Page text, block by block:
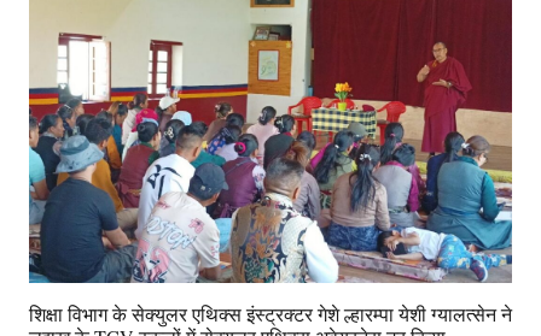
शिक्षा विभाग के सेक्युलर एथिक्स इंस्ट्रक्टर गेशे ल्हारम्पा येशी ग्यालत्सेन ने